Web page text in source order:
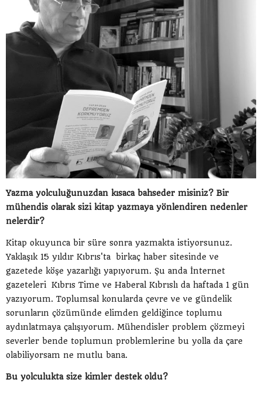
Yazma yolculuğunuzdan kısaca bahseder misiniz? Bir
mühendis olarak sizi kitap yazmaya yönlendiren nedenler
nelerdir?
Kitap okuyunca bir süre sonra yazmakta istiyorsunuz.
Yaklaşık 15 yıldır Kıbrıs'ta birkaç haber sitesinde ve
gazetede köşe yazarlığı yapıyorum. Şu anda İnternet
gazeteleri Kıbrıs Time ve Haberal Kıbrıslı da haftada 1 gün
yazıyorum. Toplumsal konularda çevre ve ve gündelik
sorunların çözümünde elimden geldiğince toplumu
aydınlatmaya çalışıyorum. Mühendisler problem çözmeyi
severler bende toplumun problemlerine bu yolla da çare
olabiliyorsam ne mutlu bana.
Bu yolculukta size kimler destek oldu?